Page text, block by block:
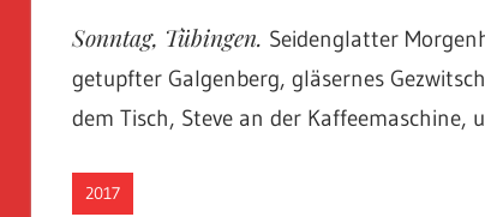
Sonntag, Tübingen. Seidenglatter
getupfter Galgenberg, gläsernes
dem Tisch, Steve an der
2017